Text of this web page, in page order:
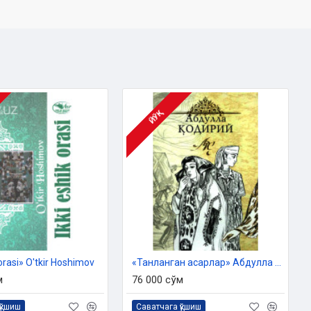
O'tkir Hoshimov
ЙЎҚ
76 000 сўм
Саватчага қўшиш